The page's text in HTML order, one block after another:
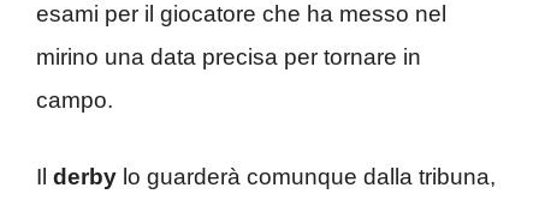
esami per il giocatore che ha messo nel
mirino una data precisa per tornare in
campo.
Il derby lo guarderà comunque dalla tribuna,